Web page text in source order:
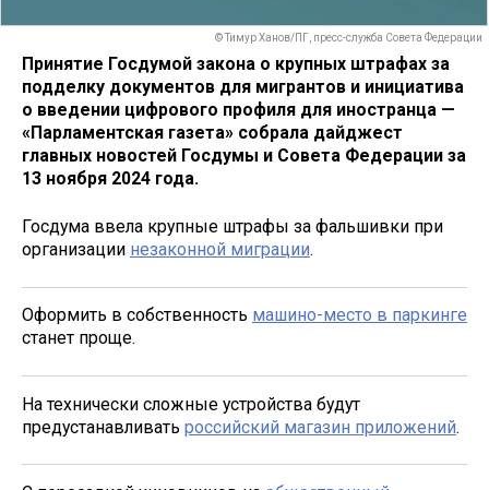
© Тимур Ханов/ПГ, пресс-служба Совета Федерации
Принятие Госдумой закона о крупных штрафах за
подделку документов для мигрантов и инициатива
о введении цифрового профиля для иностранца —
«Парламентская газета» собрала дайджест
главных новостей Госдумы и Совета Федерации за
13 ноября 2024 года.
Госдума ввела крупные штрафы за фальшивки при
организации незаконной миграции.
Оформить в собственность машино-место в паркинге
станет проще.
На технически сложные устройства будут
предустанавливать российский магазин приложений.